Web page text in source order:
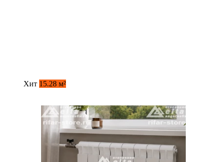
Хит 15.28 м²